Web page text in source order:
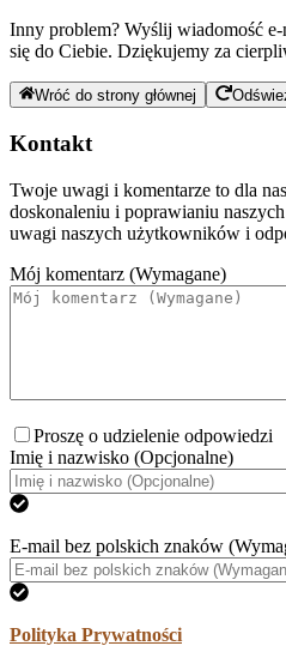
Inny problem? Wyślij wiadomość
się do Ciebie. Dziękujemy za
Wróć do strony głównej
Kontakt
Twoje uwagi i komentarze to dla
doskonaleniu i poprawianiu
uwagi naszych użytkowników i
Mój komentarz (Wymagane)
Proszę o udzielenie odpowiedzi
Imię i nazwisko (Opcjonalne)
E-mail bez polskich znaków
Polityka Prywatności